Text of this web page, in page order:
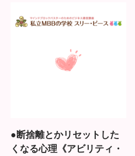
●断捨離とかリセットした
くなる心理《アビリティ・